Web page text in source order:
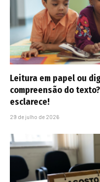
Leitura em papel ou
compreensão do
esclarece!
29 de julho de 2026